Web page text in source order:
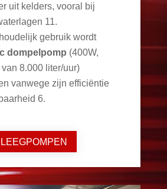
uit kelders, vooral bij
11.
gebruik wordt
dompelpomp (400W,
8.000 liter/uur)
vanwege zijn efficiëntie
6.